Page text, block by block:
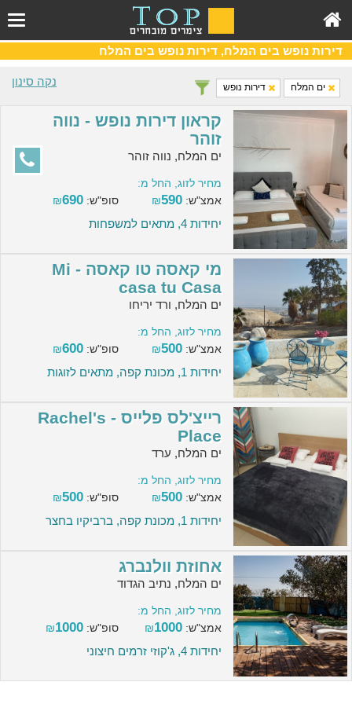
דירות נופש בים המלח, דירות נופש בים המלח
נקה סינון ים המלח דירות נופש
קראון דירות נופש - נווה
זוהר
ים המלח, נווה זוהר
מחיר לזוג, החל מ:
אמצ"ש:
₪590 סופ"ש: ₪690
יחידות 4, מתאים למשפחות
מי קאסה טו קאסה - Mi
casa tu Casa
ים המלח, ורד יריחו
מחיר לזוג, החל מ:
אמצ"ש:
₪500 סופ"ש: ₪600
יחידות 1, מכונת קפה, מתאים לזוגות
רייצ'לס פלייס - Rachel's
Place
ים המלח, ערד
מחיר לזוג, החל מ:
אמצ"ש:
₪500 סופ"ש: ₪500
יחידות 1, מכונת קפה, ברביקיו בחצר
אחוזת וולנברג
ים המלח, נתיב הגדוד
מחיר לזוג, החל מ:
אמצ"ש:
₪1000 סופ"ש: ₪1000
יחידות 4, ג'קוזי זרמים חיצוני